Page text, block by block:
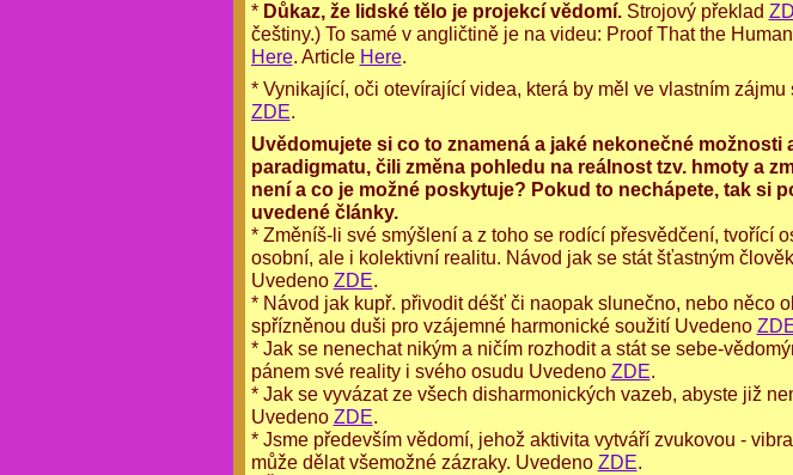
* Důkaz, že lidské tělo je projekcí vědomí.Strojový překlad
češtiny.) To samé v angličtině je na videu: Proof That the
Here. Article Here.
* Vynikající, oči otevírající videa, která by měl ve vlastním
ZDE.
Uvědomujete si co to znamená a jaké nekonečné možnosti
paradigmatu, čili změna pohledu na reálnost tzv. hmoty a
není a co je možné poskytuje? Pokud to nechápete, tak si
uvedené články.
* Změníš-li své smýšlení a z toho se rodící přesvědčení, tvořící
osobní, ale i kolektivní realitu. Návod jak se stát šťastným
Uvedeno ZDE.
* Návod jak kupř. přivodit déšť či naopak slunečno, nebo něco
spřízněnou duši pro vzájemné harmonické soužití Uvedeno
* Jak se nenechat nikým a ničím rozhodit a stát se sebe-
pánem své reality i svého osudu Uvedeno ZDE.
* Jak se vyvázat ze všech disharmonických vazeb, abyste již
Uvedeno ZDE.
* Jsme především vědomí, jehož aktivita vytváří zvukovou -
může dělat všemožné zázraky. Uvedeno ZDE.